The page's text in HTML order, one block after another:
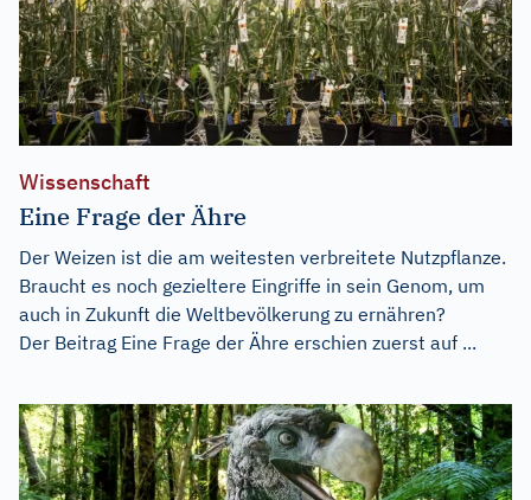
Wissenschaft
Eine Frage der Ähre
Der Weizen ist die am weitesten verbreitete Nutzpflanze.
Braucht es noch gezieltere Eingriffe in sein Genom, um
auch in Zukunft die Weltbevölkerung zu ernähren?
Der Beitrag Eine Frage der Ähre erschien zuerst auf ...